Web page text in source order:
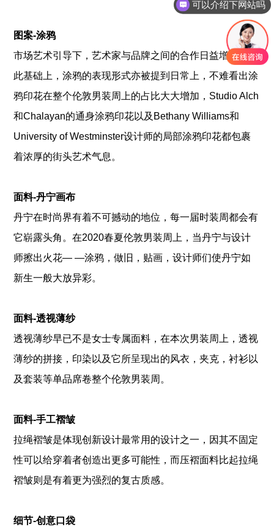
图案-涂鸦
市场艺术引导下，艺术家与品牌之间的合作日益增加，在
此基础上，涂鸦的表现形式亦被提到日常上，不难看出涂
鸦印花在整个伦敦男装周上的占比大大增加，Studio Alch
和Chalayan的通身涂鸦印花以及Bethany Williams和
University of Westminster设计师的局部涂鸦印花都包裹
着浓厚的街头艺术气息。
面料-丹宁画布
丹宁在时尚界有着不可撼动的地位，每一届时装周都会有
它崭露头角。在2020春夏伦敦男装周上，当丹宁与设计
师擦出火花— —涂鸦，做旧，贴画，设计师们使丹宁如
新生一般大放异彩。
面料-透视薄纱
透视薄纱早已不是女士专属面料，在本次男装周上，透视
薄纱的拼接，印染以及它所呈现出的风衣，夹克，衬衫以
及套装等单品席卷整个伦敦男装周。
面料-手工褶皱
拉绳褶皱是体现创新设计最常用的设计之一，因其不固定
性可以给穿着者创造出更多可能性，而压褶面料比起拉绳
褶皱则是有着更为强烈的复古质感。
细节-创意口袋
可以介绍下网站吗